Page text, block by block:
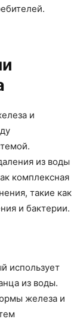
и
из воды
комплексная
такие как
и бактерии.
использует
из воды.
железа и